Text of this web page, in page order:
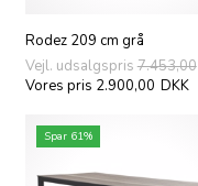
Rodez 209 cm grå
Vejl. udsalgspris 7.453,00
Vores pris 2.900,00 DKK
Spar 61%